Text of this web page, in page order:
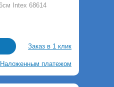
Intex 68614
Заказ в 1 клик
Наложенным платежом